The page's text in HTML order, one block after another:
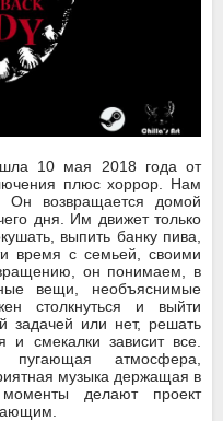
10 мая 2018 года от
плюс хоррор. Нам
Он возвращается домой
дня. Им движет только
выпить банку пива,
время с семьей, своими
он понимаем, в
вещи, необъяснимые
столкнуться и выйти
задачей или нет, решать
смекалки зависит все.
пугающая атмосфера,
музыка держащая в
делают проект